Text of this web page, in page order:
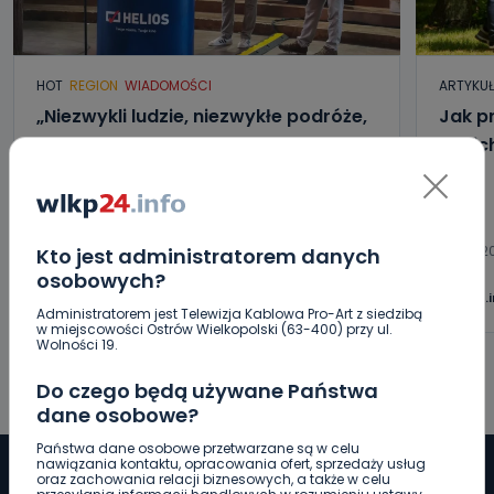
Kto jest administratorem danych
osobowych?
Administratorem jest Telewizja Kablowa Pro-Art z siedzibą
w miejscowości Ostrów Wielkopolski (63-400) przy ul.
Wolności 19.
Do czego będą używane Państwa
dane osobowe?
Państwa dane osobowe przetwarzane są w celu
nawiązania kontaktu, opracowania ofert, sprzedaży usług
oraz zachowania relacji biznesowych, a także w celu
HOT REGION WIADOMOŚCI
„Niezwykli ludzie, niezwykłe podróże,
niezwykłe historie!”. Odyseja
06.08.2026 20:13
Aleksandra Barczak
Jak